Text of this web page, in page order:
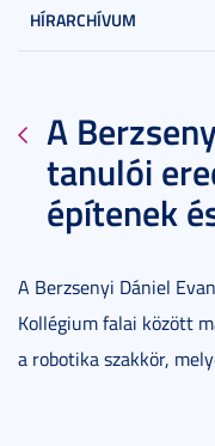
HÍRARCHÍVUM
A
tanulói
építenek
A Berzsenyi Dániel
Kollégium falai között
a robotika szakkör,